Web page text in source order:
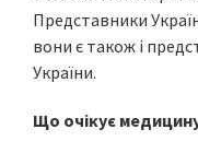
Представники
вони є також і
України.
Що очікує